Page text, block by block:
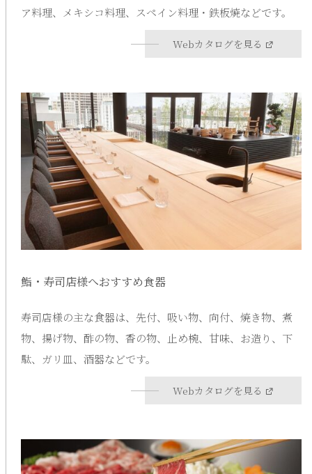
ア料理、メキシコ料理、スペイン料理・鉄板焼などです。
Webカタログを見る
鮨・寿司店様へおすすめ食器
寿司店様の主な食器は、先付、吸い物、向付、焼き物、煮
物、揚げ物、酢の物、香の物、止め椀、甘味、お造り、下
駄、ガリ皿、酒器などです。
Webカタログを見る